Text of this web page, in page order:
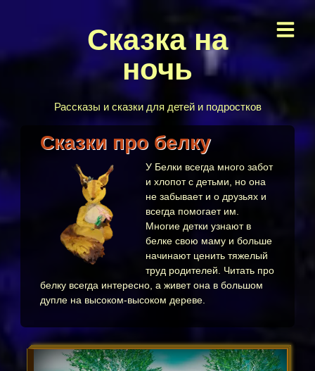
Сказка на
ночь
Рассказы и сказки для детей и подростков
Сказки про белку
У Белки всегда много забот
и хлопот с детьми, но она
не забывает и о друзьях и
всегда помогает им.
Многие детки узнают в
белке свою маму и больше
начинают ценить тяжелый
труд родителей. Читать про
белку всегда интересно, а живет она в большом
дупле на высоком-высоком дереве.